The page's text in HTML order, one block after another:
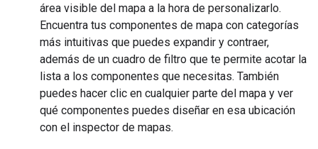
área visible del mapa a la hora de personalizarlo.
Encuentra tus componentes de mapa con categorías
más intuitivas que puedes expandir y contraer,
además de un cuadro de filtro que te permite acotar la
lista a los componentes que necesitas. También
puedes hacer clic en cualquier parte del mapa y ver
qué componentes puedes diseñar en esa ubicación
con el inspector de mapas.